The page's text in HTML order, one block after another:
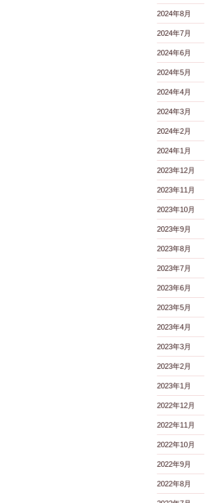
2024年8月
2024年7月
2024年6月
2024年5月
2024年4月
2024年3月
2024年2月
2024年1月
2023年12月
2023年11月
2023年10月
2023年9月
2023年8月
2023年7月
2023年6月
2023年5月
2023年4月
2023年3月
2023年2月
2023年1月
2022年12月
2022年11月
2022年10月
2022年9月
2022年8月